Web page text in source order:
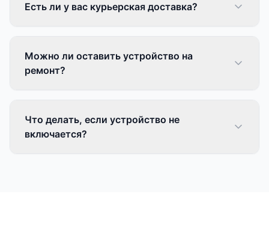
Есть ли у вас курьерская доставка?
Можно ли оставить устройство на
ремонт?
Что делать, если устройство не
включается?